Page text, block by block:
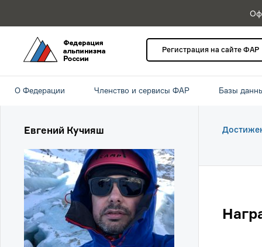
Регистрация на сайте ФАР
О Федерации Членство и сервисы ФАР Базы
Евгений Кучияш